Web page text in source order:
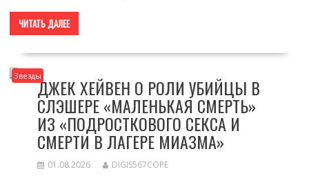
ЧИТАТЬ ДАЛЕЕ
ЗвездыДЖЕК ХЕЙВЕН О РОЛИ УБИЙЦЫ В
СЛЭШЕРЕ «МАЛЕНЬКАЯ СМЕРТЬ»
ИЗ «ПОДРОСТКОВОГО СЕКСА И
СМЕРТИ В ЛАГЕРЕ МИАЗМА»
01.08.2026 DIGIS567COPE